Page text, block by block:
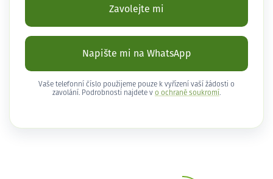
Zavolejte mi
Napište mi na WhatsApp
Vaše telefonní číslo použijeme pouze k vyřízení vaší žádosti o
zavolání. Podrobnosti najdete v o ochraně soukromí .